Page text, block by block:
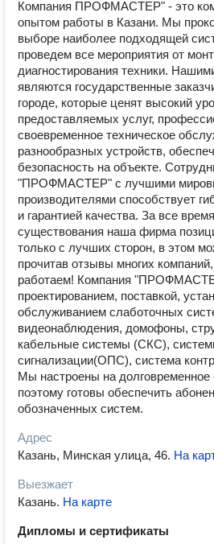
Компания ПРОФМАСТЕР" - это
опытом работы в Казани. Мы
выборе наиболее подходящей
проведем все мероприятия от
диагностирования техники.
являются государственные
городе, которые ценят высокий
предоставляемых услуг,
своевременное техническое
разнообразных устройств,
безопасность на объекте.
"ПРОФМАСТЕР" с лучшими
производителями способствует
и гарантией качества. За все
существования наша фирма
только с лучших сторон, в этом
прочитав отзывы многих
работаем! Компания
проектированием, поставкой,
обслуживанием слаботочных
видеонаблюдения, домофоны,
кабельные системы (СКС),
сигнализации(ОПС), система
Мы настроены на долговременное
поэтому готовы обеспечить
обозначенных систем.
Адрес
Казань, Минская улица, 46. На
Выезжает
Казань. На карте
Дипломы и сертификаты